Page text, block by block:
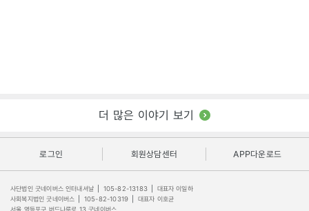
더 많은 이야기 보기
로그인 회원상담센터 APP다운로드
사단법인 굿네이버스 인터내셔날 105-82-13183
대표자 이일하
사회복지법인 굿네이버스
105-82-10319
대표자 이호균
서울 영등포구 버드나루로 13 굿네이버스